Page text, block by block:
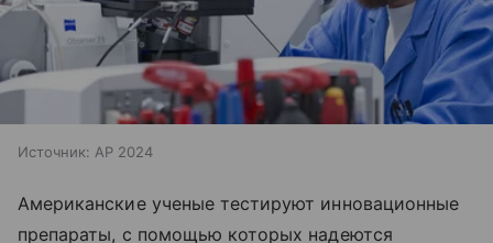
Источник: AP 2024
Американские ученые тестируют инновационные
препараты, с помощью которых надеются